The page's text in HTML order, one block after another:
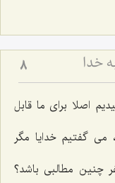
خدا 8
اصلا برای ما قابل
می گفتیم خدایا مگر
مطالبی باشد؟